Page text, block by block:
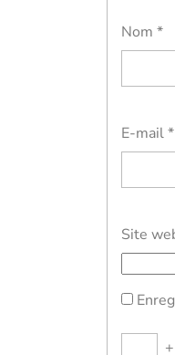
Nom *
E-mail*
Site
+